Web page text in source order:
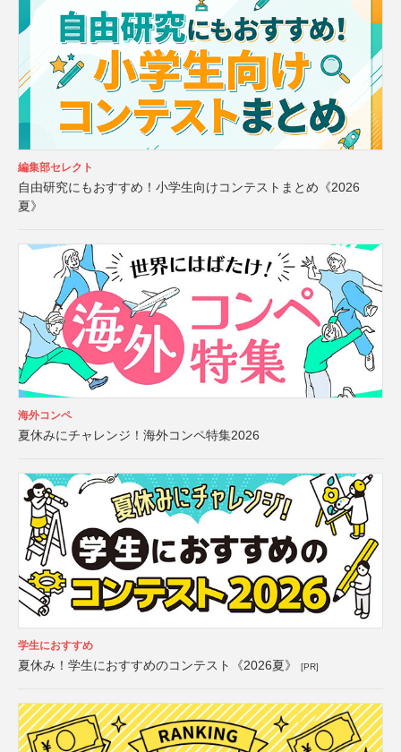
編集部セレクト
自由研究にもおすすめ！小学生向けコンテストまとめ《2026
夏》
海外コンペ
夏休みにチャレンジ！海外コンペ特集2026
学生におすすめ
夏休み！学生におすすめのコンテスト《2026夏》 [PR]